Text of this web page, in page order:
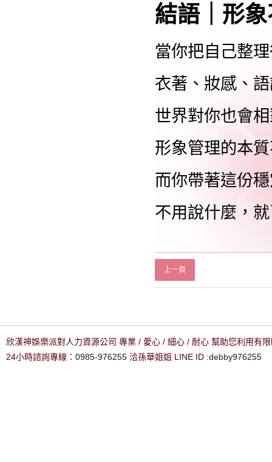
結語｜形
當你把自己整
衣著、妝感、
世界對你也會
形象管理的本
而你帶著這份
不用說什麼，
上一頁
欣漢神娛樂派對人力資源公司 專業 / 愛心 / 細心 / 耐心 幫助您利用有
24小時諮詢專線： 0985-976255 洽孫華姐姐 LINE ID :debby976255